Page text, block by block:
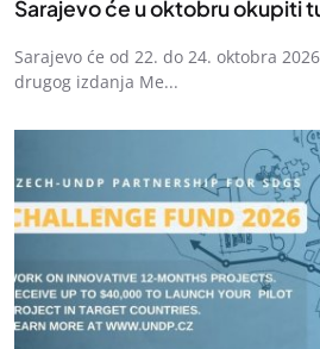
Sarajevo će u oktobru okupiti
Sarajevo će od 22. do 24. oktobra
drugog izdanja Me...